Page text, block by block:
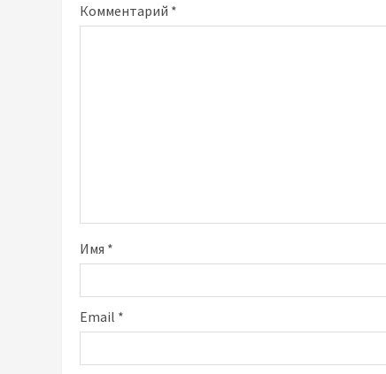
Комментарий *
Имя *
Email *